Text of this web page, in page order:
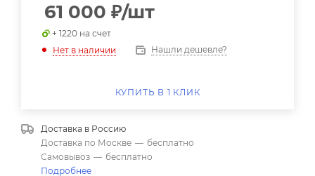
61 000 ₽/шт
+ 1220 на счет
Нет в наличии
Нашли дешевле?
КУПИТЬ В 1 КЛИК
Доставка в Россию
Доставка по Москве — бесплатно
Самовывоз — бесплатно
Подробнее